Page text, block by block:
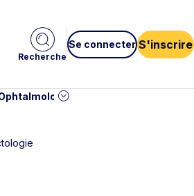
Recherche
Se connecter S'inscrire